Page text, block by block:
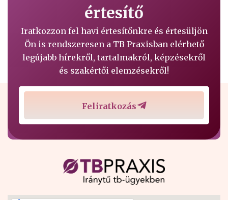
értesítő
Iratkozzon fel havi értesítőnkre és értesüljön
Ön is rendszeresen a TB Praxisban elérhető
legújabb hírekről, tartalmakról, képzésekről
és szakértői elemzésekről!
Feliratkozás